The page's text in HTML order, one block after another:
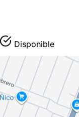
Disponible